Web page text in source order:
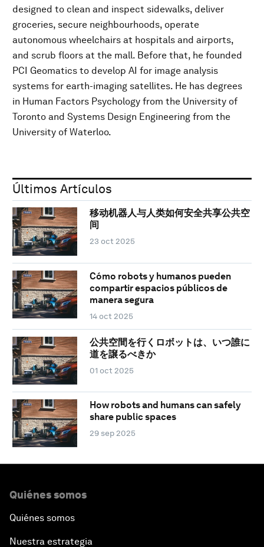
designed to clean and inspect sidewalks, deliver
groceries, secure neighbourhoods, operate
autonomous wheelchairs at hospitals and airports,
and scrub floors at the mall. Before that, he founded
PCI Geomatics to develop AI for image analysis
systems for earth-imaging satellites. He has degrees
in Human Factors Psychology from the University of
Toronto and Systems Design Engineering from the
University of Waterloo.
Últimos Artículos
移动机器人与人类如何安全共享公共空
间
23 oct 2025
Cómo robots y humanos pueden
compartir espacios públicos de
manera segura
14 oct 2025
公共空間を行くロボットは、いつ誰に
道を譲るべきか
01 oct 2025
How robots and humans can safely
share public spaces
29 sep 2025
Quiénes somos
Quiénes somos
Nuestra estrategia